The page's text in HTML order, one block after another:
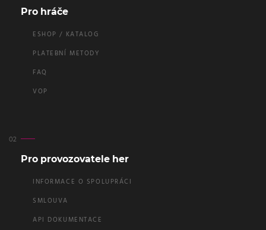
Pro hráče
ESHOP / KATALOG
PLATEBNÍ METODY
FAQ
VOP
Pro provozovatele her
INFORMACE O SPOLUPRÁCI
SMLOUVA
API DOKUMENTACE